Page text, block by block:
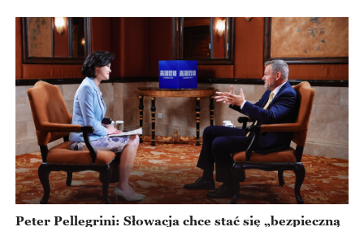
Peter Pellegrini: Słowacja chce stać się „bezpieczną